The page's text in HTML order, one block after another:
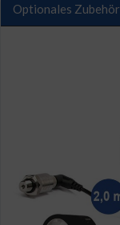
Optionales Zubehör